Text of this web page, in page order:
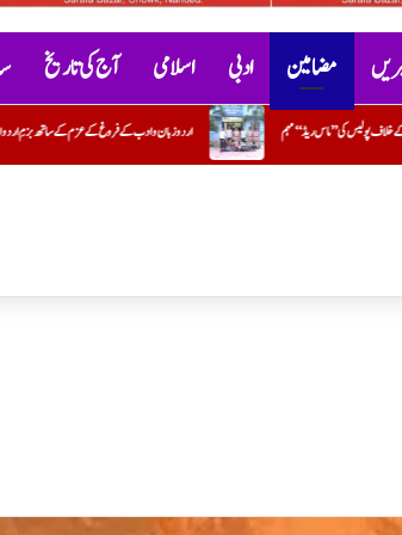
مضامین ادبی اسلامی آج کی تاریخ
کے فروغ کے عزم کے ساتھ بزمِ اردو ادب کا قیام ایک قابلِ تحسین قدم : ایڈوکیٹ جاوید خیردی